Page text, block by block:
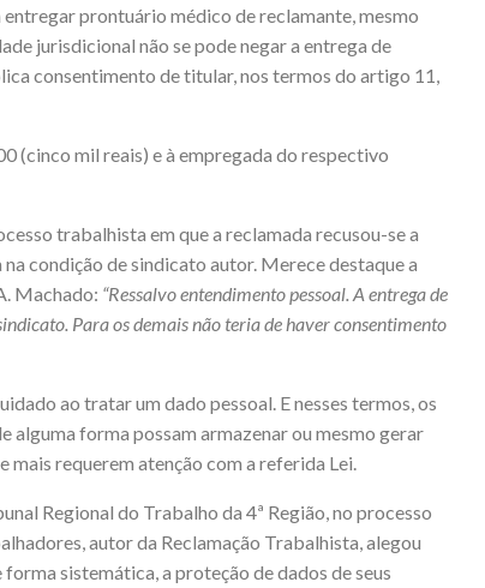
prontuário médico de reclamante, mesmo
jurisdicional não se pode negar a entrega de
consentimento de titular, nos termos do artigo 11,
(cinco mil reais) e à empregada do respectivo
trabalhista em que a reclamada recusou-se a
condição de sindicato autor. Merece destaque a
Machado: “Ressalvo entendimento pessoal. A entrega de
Para os demais não teria de haver consentimento
ao tratar um dado pessoal. E nesses termos, os
alguma forma possam armazenar ou mesmo gerar
requerem atenção com a referida Lei.
Regional do Trabalho da 4ª Região, no processo
autor da Reclamação Trabalhista, alegou
sistemática, a proteção de dados de seus